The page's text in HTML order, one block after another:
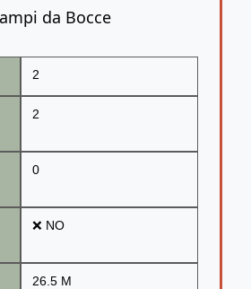
da Bocce
2
2
0
❌ NO
26.5 M